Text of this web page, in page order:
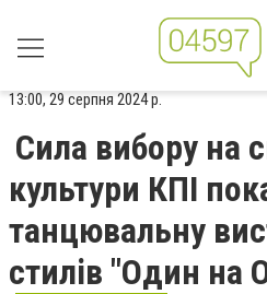
13:00, 29 серпня 2024 р.
Сила вибору на
культури КПІ
танцювальну
стилів "Один на